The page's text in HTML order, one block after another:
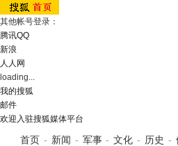
其他帐号登录：
腾讯QQ
新浪
人人网
loading...
我的搜狐
邮件
欢迎入驻搜狐媒体平台
首页 - 新闻 - 军事 - 文化 - 历史 -